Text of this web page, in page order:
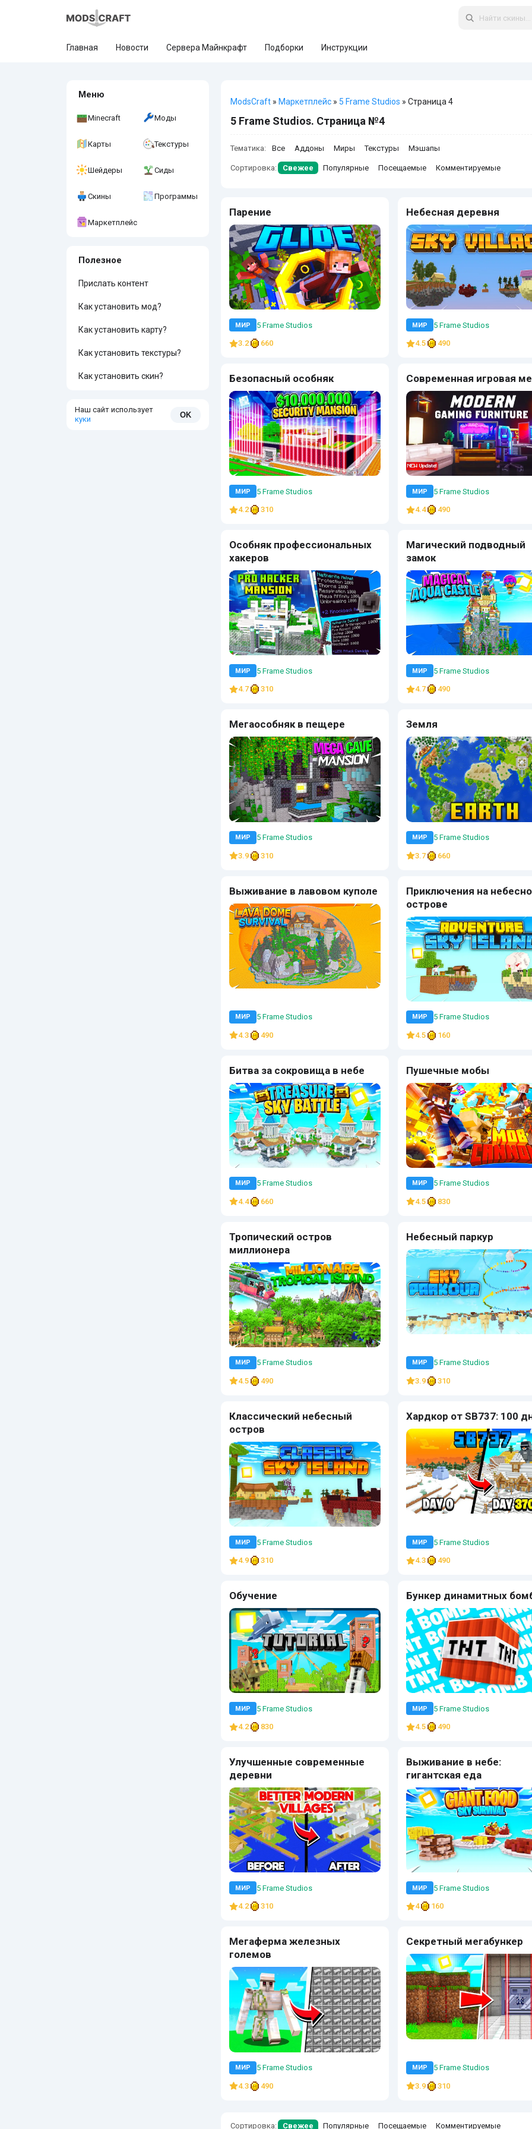
Главная Новости Сервера Майнкрафт Подборки Инструкции
Меню
Minecraft Моды
Карты Текстуры
Шейдеры Сиды
Скины Программы
Маркетплейс
Полезное
Прислать контент
Как установить мод?
Как установить карту?
Как установить текстуры?
Как установить скин?
Наш сайт использует
куки
OK
ModsCraft » Маркетплейс » 5 Frame Studios » Страница 4
5 Frame Studios. Страница №4
Тематика: Все Аддоны Миры Текстуры Мэшапы
Сортировка: Свежее Популярные Посещаемые Комментируемые
Парение
МИР 5 Frame Studios
3.2 660
Небесная деревня
МИР 5 Frame Studios
4.5 490
Безопасный особняк
МИР 5 Frame Studios
4.2 310
Современная игровая
МИР 5 Frame Studios
4.4 490
Особняк профессиональных
хакеров
МИР 5 Frame Studios
4.7 310
Магический подводный
замок
МИР 5 Frame Studios
4.7 490
Мегаособняк в пещере
МИР 5 Frame Studios
3.9 310
Земля
МИР 5 Frame Studios
3.7 660
Выживание в лавовом куполе
МИР 5 Frame Studios
4.3 490
Приключения на
острове
МИР 5 Frame Studios
4.5 160
Битва за сокровища в небе
МИР 5 Frame Studios
4.4 660
Пушечные мобы
МИР 5 Frame Studios
4.5 830
Тропический остров
миллионера
МИР 5 Frame Studios
4.5 490
Небесный паркур
МИР 5 Frame Studios
3.9 310
Классический небесный
остров
МИР 5 Frame Studios
4.9 310
Хардкор от SB737: 100
МИР 5 Frame Studios
4.3 490
Обучение
МИР 5 Frame Studios
4.2 830
Бункер динамитных
МИР 5 Frame Studios
4.5 490
Улучшенные современные
деревни
МИР 5 Frame Studios
4.2 310
Выживание в небе:
гигантская еда
МИР 5 Frame Studios
4 160
Мегаферма железных
големов
МИР 5 Frame Studios
4.3 490
Секретный мегабункер
МИР 5 Frame Studios
3.9 310
Сортировка: Свежее Популярные Посещаемые Комментируемые